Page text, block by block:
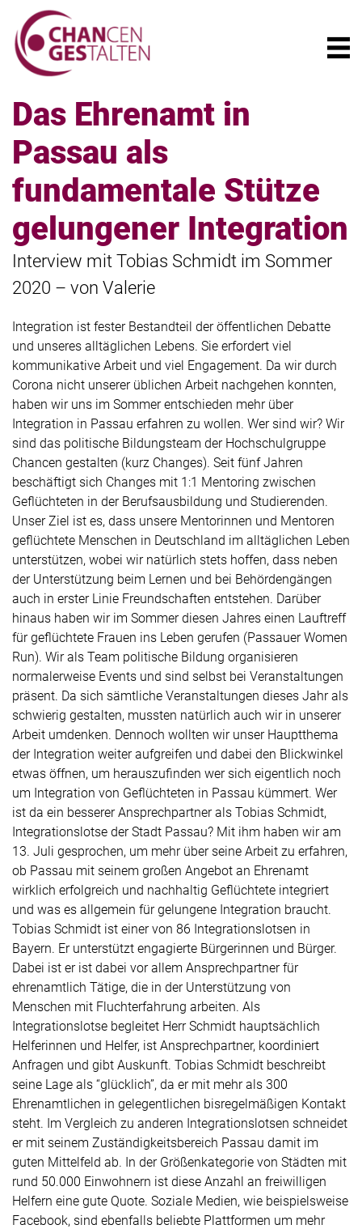
Das Ehrenamt in
Passau als
fundamentale Stütze
gelungener Integration
Interview mit Tobias Schmidt im Sommer
2020 – von Valerie
Integration ist fester Bestandteil der öffentlichen Debatte
und unseres alltäglichen Lebens. Sie erfordert viel
kommunikative Arbeit und viel Engagement. Da wir durch
Corona nicht unserer üblichen Arbeit nachgehen konnten,
haben wir uns im Sommer entschieden mehr über
Integration in Passau erfahren zu wollen. Wer sind wir? Wir
sind das politische Bildungsteam der Hochschulgruppe
Chancen gestalten (kurz Changes). Seit fünf Jahren
beschäftigt sich Changes mit 1:1 Mentoring zwischen
Geflüchteten in der Berufsausbildung und Studierenden.
Unser Ziel ist es, dass unsere Mentorinnen und Mentoren
geflüchtete Menschen in Deutschland im alltäglichen Leben
unterstützen, wobei wir natürlich stets hoffen, dass neben
der Unterstützung beim Lernen und bei Behördengängen
auch in erster Linie Freundschaften entstehen. Darüber
hinaus haben wir im Sommer diesen Jahres einen Lauftreff
für geflüchtete Frauen ins Leben gerufen (Passauer Women
Run). Wir als Team politische Bildung organisieren
normalerweise Events und sind selbst bei Veranstaltungen
präsent. Da sich sämtliche Veranstaltungen dieses Jahr als
schwierig gestalten, mussten natürlich auch wir in unserer
Arbeit umdenken. Dennoch wollten wir unser Hauptthema
der Integration weiter aufgreifen und dabei den Blickwinkel
etwas öffnen, um herauszufinden wer sich eigentlich noch
um Integration von Geflüchteten in Passau kümmert. Wer
ist da ein besserer Ansprechpartner als Tobias Schmidt,
Integrationslotse der Stadt Passau? Mit ihm haben wir am
13. Juli gesprochen, um mehr über seine Arbeit zu erfahren,
ob Passau mit seinem großen Angebot an Ehrenamt
wirklich erfolgreich und nachhaltig Geflüchtete integriert
und was es allgemein für gelungene Integration braucht.
Tobias Schmidt ist einer von 86 Integrationslotsen in
Bayern. Er unterstützt engagierte Bürgerinnen und Bürger.
Dabei ist er ist dabei vor allem Ansprechpartner für
ehrenamtlich Tätige, die in der Unterstützung von
Menschen mit Fluchterfahrung arbeiten. Als
Integrationslotse begleitet Herr Schmidt hauptsächlich
Helferinnen und Helfer, ist Ansprechpartner, koordiniert
Anfragen und gibt Auskunft. Tobias Schmidt beschreibt
seine Lage als “glücklich”, da er mit mehr als 300
Ehrenamtlichen in gelegentlichen bisregelmäßigen Kontakt
steht. Im Vergleich zu anderen Integrationslotsen schneidet
er mit seinem Zuständigkeitsbereich Passau damit im
guten Mittelfeld ab. In der Größenkategorie von Städten mit
rund 50.000 Einwohnern ist diese Anzahl an freiwilligen
Helfern eine gute Quote. Soziale Medien, wie beispielsweise
Facebook, sind ebenfalls beliebte Plattformen um mehr